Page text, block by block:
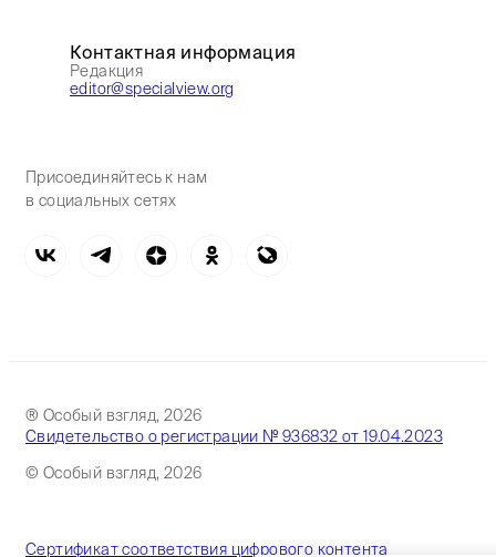
Контактная информация
Редакция
editor@specialview.org
Присоединяйтесь к нам
в социальных сетях
® Особый взгляд, 2026
Свидетельство о регистрации № 936832 от 19.04.2023
© Особый взгляд, 2026
Сертификат соответствия цифрового контента